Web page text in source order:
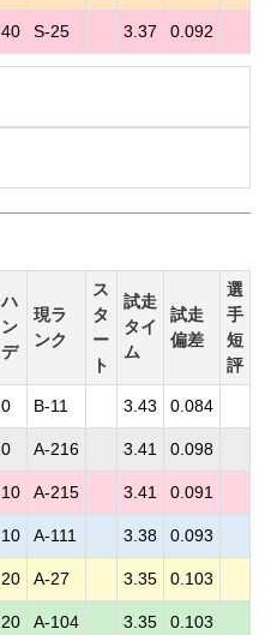
40 S-25 3.37 0.092
ハ
ン
デ
現ラ
ンク
ス
タ
ー
ト
試走
タイ
ム
試走
偏差
選
手
短
評
0 B-11 3.43 0.084
0 A-216 3.41 0.098
10 A-215 3.41 0.091
10 A-111 3.38 0.093
20 A-27 3.35 0.103
20 A-104 3.35 0.103